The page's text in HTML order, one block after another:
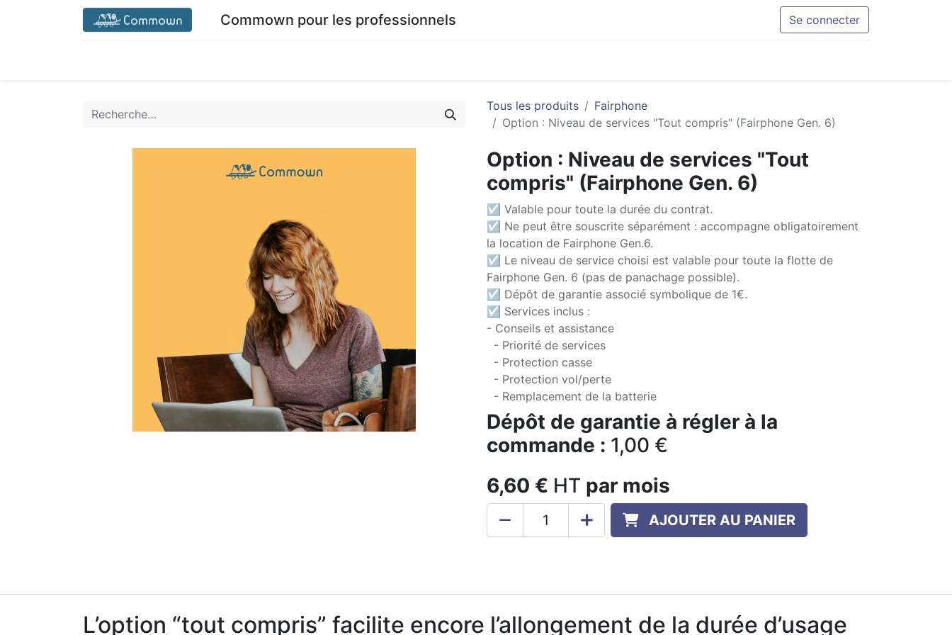
Commown pour les professionnels Se connecter
Tous les produits
Fairphone
Option : Niveau de services "Tout compris" (Fairphone Gen. 6)
Option : Niveau de services "Tout
compris" (Fairphone Gen. 6)
☑ Valable pour toute la durée du contrat.
☑ Ne peut être souscrite séparément : accompagne obligatoirement
la location de Fairphone Gen.6.
☑ Le niveau de service choisi est valable pour toute la flotte de
Fairphone Gen. 6 (pas de panachage possible).
☑ Dépôt de garantie associé symbolique de 1€.
☑ Services inclus :
- Conseils et assistance
- Priorité de services
- Protection casse
- Protection vol/perte
- Remplacement de la batterie
Dépôt de garantie à régler à la
commande : 1,00 €
6,60 € HT par mois
AJOUTER AU PANIER
L’option “tout compris” facilite encore l’allongement de la durée d’usage